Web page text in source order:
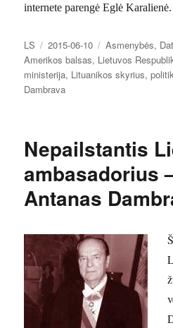
internete parengė Eglė Karalienė.
Autorius
LS Paskelbta
2015-06-10 Kategorijos
Asmenybės,
Amerikos balsas, Lietuvos
ministerija, Lituanikos skyrius,
Dambrava
Nepailstantis
ambasadorius
Antanas